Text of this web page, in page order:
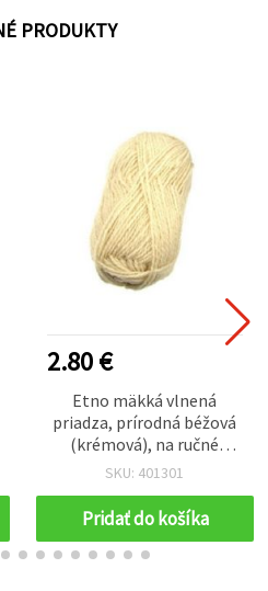
PRODUKTY
2.80 €
Etno mäkká vlnená
priadza, prírodná béžová
(krémová), na ručné
pletenie oblečenia a
SKU: 401301
Pridať do košíka